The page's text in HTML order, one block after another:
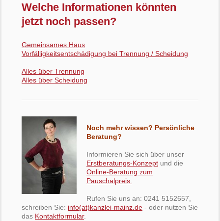
Welche Informationen könnten
jetzt noch passen?
Gemeinsames Haus
Vorfälligkeitsentschädigung bei Trennung / Scheidung
Alles über Trennung
Alles über Scheidung
Noch mehr wissen? Persönliche
Beratung?
Informieren Sie sich über unser
Erstberatungs-Konzept und die
Online-Beratung zum
Pauschalpreis.
Rufen Sie uns an: 0241 5152657,
schreiben Sie: info(at)kanzlei-mainz.de - oder nutzen Sie
das Kontaktformular.